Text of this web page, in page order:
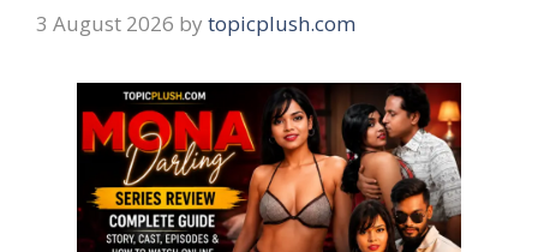
3 August 2026 by topicplush.com